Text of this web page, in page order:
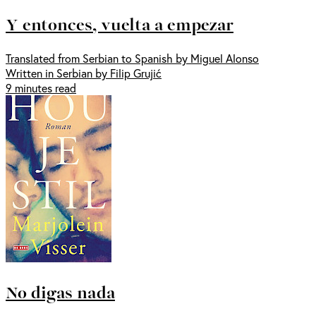
Y entonces, vuelta a empezar
Translated from Serbian to Spanish by Miguel Alonso
Written in Serbian by Filip Grujić
9 minutes read
No digas nada